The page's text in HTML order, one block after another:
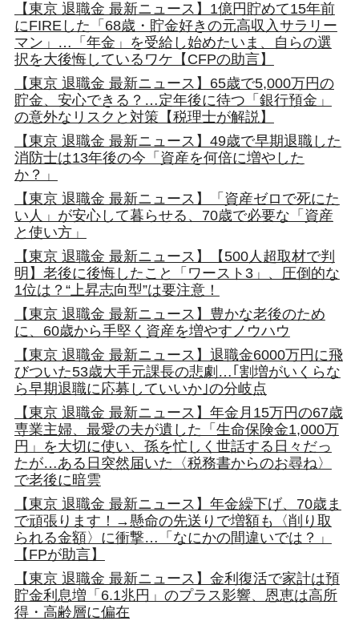
【東京 退職金 最新ニュース】1億円貯めて15年前
にFIREした「68歳・貯金好きの元高収入サラリー
マン」…「年金」を受給し始めたいま、自らの選
択を大後悔しているワケ【CFPの助言】
【東京 退職金 最新ニュース】65歳で5,000万円の
貯金、安心できる？…定年後に待つ「銀行預金」
の意外なリスクと対策【税理士が解説】
【東京 退職金 最新ニュース】49歳で早期退職した
消防士は13年後の今「資産を何倍に増やした
か？」
【東京 退職金 最新ニュース】「資産ゼロで死にた
い人」が安心して暮らせる、70歳で必要な「資産
と使い方」
【東京 退職金 最新ニュース】【500人超取材で判
明】老後に後悔したこと「ワースト3」、圧倒的な
1位は？“上昇志向型”は要注意！
【東京 退職金 最新ニュース】豊かな老後のため
に、60歳から手堅く資産を増やすノウハウ
【東京 退職金 最新ニュース】退職金6000万円に飛
びついた53歳大手元課長の悲劇…｢割増がいくらな
ら早期退職に応募していいか｣の分岐点
【東京 退職金 最新ニュース】年金月15万円の67歳
専業主婦、最愛の夫が遺した「生命保険金1,000万
円」を大切に使い、孫を忙しく世話する日々だっ
たが…ある日突然届いた〈税務書からのお尋ね〉
で老後に暗雲
【東京 退職金 最新ニュース】年金繰下げ、70歳ま
で頑張ります！→懸命の先送りで増額も〈削り取
られる金額〉に衝撃…「なにかの間違いでは？」
【FPが助言】
【東京 退職金 最新ニュース】金利復活で家計は預
貯金利息増「6.1兆円」のプラス影響、恩恵は高所
得・高齢層に偏在